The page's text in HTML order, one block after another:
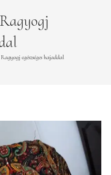
egészséges hajaddal